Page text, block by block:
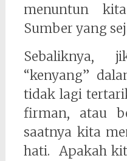
menuntun
Sumber yang
Sebaliknya,
“kenyang”
tidak lagi
firman, atau
saatnya kita
hati. Apakah